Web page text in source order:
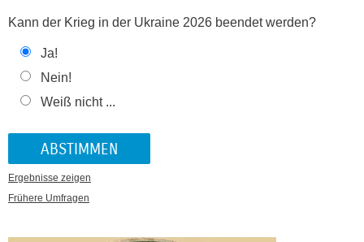
Kann der Krieg in der Ukraine 2026 beendet werden?
Ja!
Nein!
Weiß nicht ...
Ergebnisse zeigen
Frühere Umfragen